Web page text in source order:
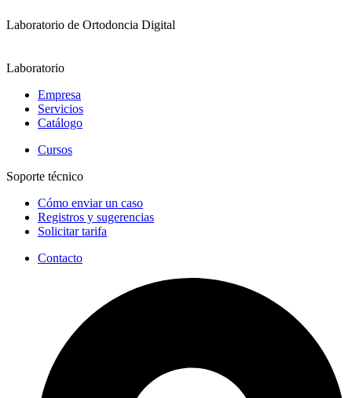
Laboratorio de Ortodoncia Digital
Laboratorio
Empresa
Servicios
Catálogo
Cursos
Soporte técnico
Cómo enviar un caso
Registros y sugerencias
Solicitar tarifa
Contacto